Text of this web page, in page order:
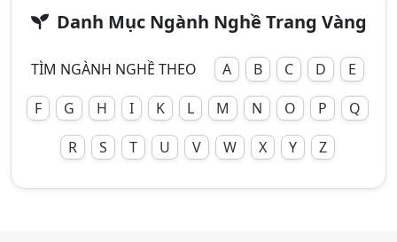
Danh Mục Ngành Nghề Trang Vàng
TÌM NGÀNH NGHỀ THEO A B C D
E
F
G H I K L M N O P
Q
R
S T U V W X Y Z